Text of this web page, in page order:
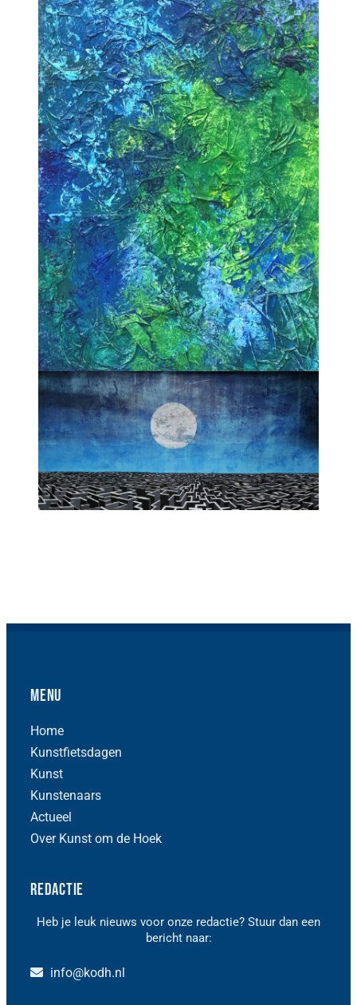
Menu
Home
Kunstfietsdagen
Kunst
Kunstenaars
Actueel
Over Kunst om de Hoek
Redactie
Heb je leuk nieuws voor onze redactie? Stuur dan een
bericht naar:
info@kodh.nl